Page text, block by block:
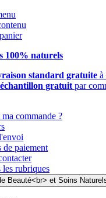
100% naturels
standard gratuite à
gratuit par
ma commande ?
de paiement
les rubriques